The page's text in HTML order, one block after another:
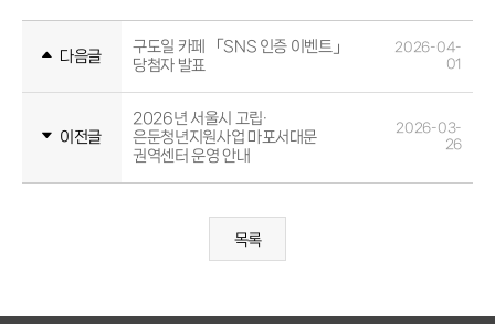
다음글
구도일 카페 「SNS 인증 이벤트」
당첨자 발표
2026-04-
01
이전글
2026년 서울시 고립·
은둔청년지원사업 마포서대문
권역센터 운영 안내
2026-03-
26
목록